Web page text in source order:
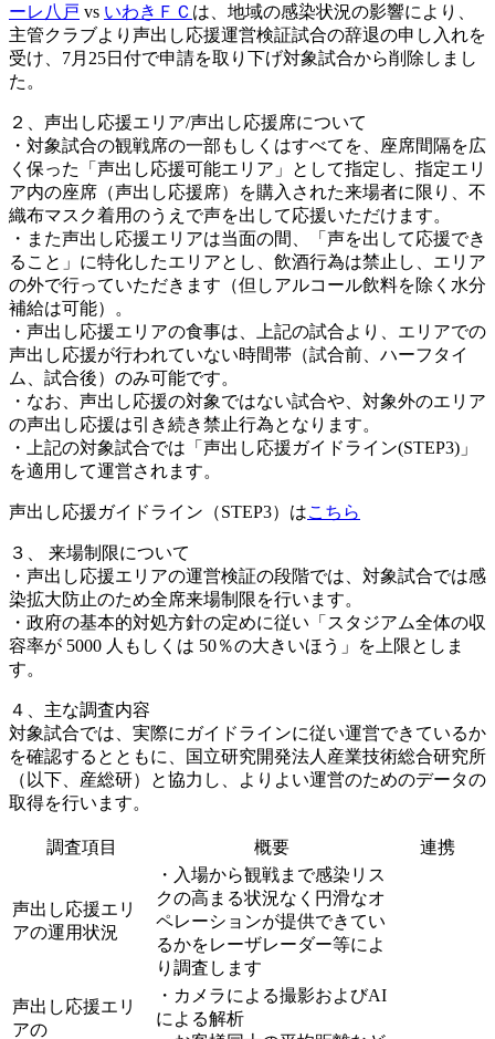
ーレ八戸 vs いわきＦＣ は、地域の感染状況の影響により、
主管クラブより声出し応援運営検証試合の辞退の申し入れを
受け、7月25日付で申請を取り下げ対象試合から削除しまし
た。
２、声出し応援エリア/声出し応援席について
・対象試合の観戦席の一部もしくはすべてを、座席間隔を広
く保った「声出し応援可能エリア」として指定し、指定エリ
ア内の座席（声出し応援席）を購入された来場者に限り、不
織布マスク着用のうえで声を出して応援いただけます。
・また声出し応援エリアは当面の間、「声を出して応援でき
ること」に特化したエリアとし、飲酒行為は禁止し、エリア
の外で行っていただきます（但しアルコール飲料を除く水分
補給は可能）。
・声出し応援エリアの食事は、上記の試合より、エリアでの
声出し応援が行われていない時間帯（試合前、ハーフタイ
ム、試合後）のみ可能です。
・なお、声出し応援の対象ではない試合や、対象外のエリア
の声出し応援は引き続き禁止行為となります。
・上記の対象試合では「声出し応援ガイドライン(STEP3)」
を適用して運営されます。
声出し応援ガイドライン（STEP3）はこちら
３、 来場制限について
・声出し応援エリアの運営検証の段階では、対象試合では感
染拡大防止のため全席来場制限を行います。
・政府の基本的対処方針の定めに従い「スタジアム全体の収
容率が 5000 人もしくは 50％の大きいほう」を上限としま
す。
４、主な調査内容
対象試合では、実際にガイドラインに従い運営できているか
を確認するとともに、国立研究開発法人産業技術総合研究所
（以下、産総研）と協力し、よりよい運営のためのデータの
取得を行います。
調査項目 概要 連携
声出し応援エリ
アの運用状況
・入場から観戦まで感染リス
クの高まる状況なく円滑なオ
ペレーションが提供できてい
るかをレーザレーダー等によ
り調査します
声出し応援エリ
アの
・カメラによる撮影およびAI
による解析